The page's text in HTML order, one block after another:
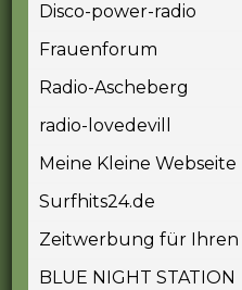
Disco-power-radio
Frauenforum
Radio-Ascheberg
radio-lovedevill
Meine Kleine Webseite
Surfhits24.de
Zeitwerbung für Ihren
BLUE NIGHT STATION